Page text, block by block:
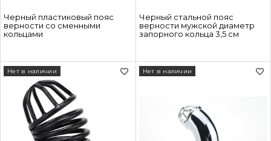
Черный пластиковый пояс
верности со сменными
кольцами
Черный стальной пояс
верности мужской диаметр
запорного кольца 3,5 см
Нет в наличии Нет в наличии